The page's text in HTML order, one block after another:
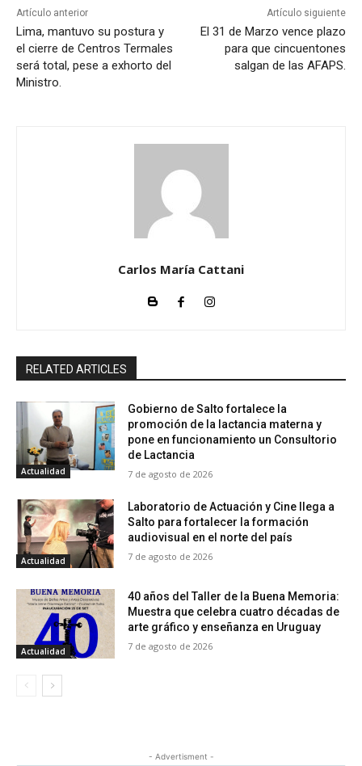
Artículo anterior
Lima, mantuvo su postura y
el cierre de Centros Termales
será total, pese a exhorto del
Ministro.
Artículo siguiente
El 31 de Marzo vence plazo
para que cincuentones
salgan de las AFAPS.
Carlos María Cattani
RELATED ARTICLES
Actualidad
Gobierno de Salto fortalece la
promoción de la lactancia materna y
pone en funcionamiento un Consultorio
de Lactancia
7 de agosto de 2026
Actualidad
Laboratorio de Actuación y Cine llega a
Salto para fortalecer la formación
audiovisual en el norte del país
7 de agosto de 2026
Actualidad
40 años del Taller de la Buena Memoria:
Muestra que celebra cuatro décadas de
arte gráfico y enseñanza en Uruguay
7 de agosto de 2026
- Advertisment -